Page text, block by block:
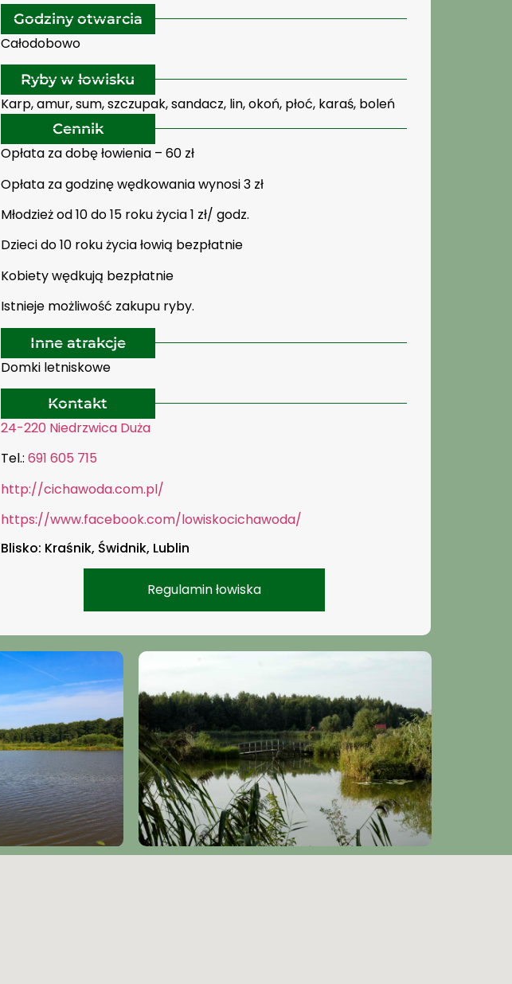
Godziny otwarcia
Całodobowo
Ryby w łowisku
Karp, amur, sum, szczupak, sandacz, lin, okoń, płoć, karaś, boleń
Cennik
Opłata za dobę łowienia – 60 zł
Opłata za godzinę wędkowania wynosi 3 zł
Młodzież od 10 do 15 roku życia 1 zł/ godz.
Dzieci do 10 roku życia łowią bezpłatnie
Kobiety wędkują bezpłatnie
Istnieje możliwość zakupu ryby.
Inne atrakcje
Domki letniskowe
Kontakt
24-220 Niedrzwica Duża
Tel.: 691 605 715
http://cichawoda.com.pl/
https://www.facebook.com/lowiskocichawoda/
Blisko: Kraśnik, Świdnik, Lublin
Regulamin łowiska